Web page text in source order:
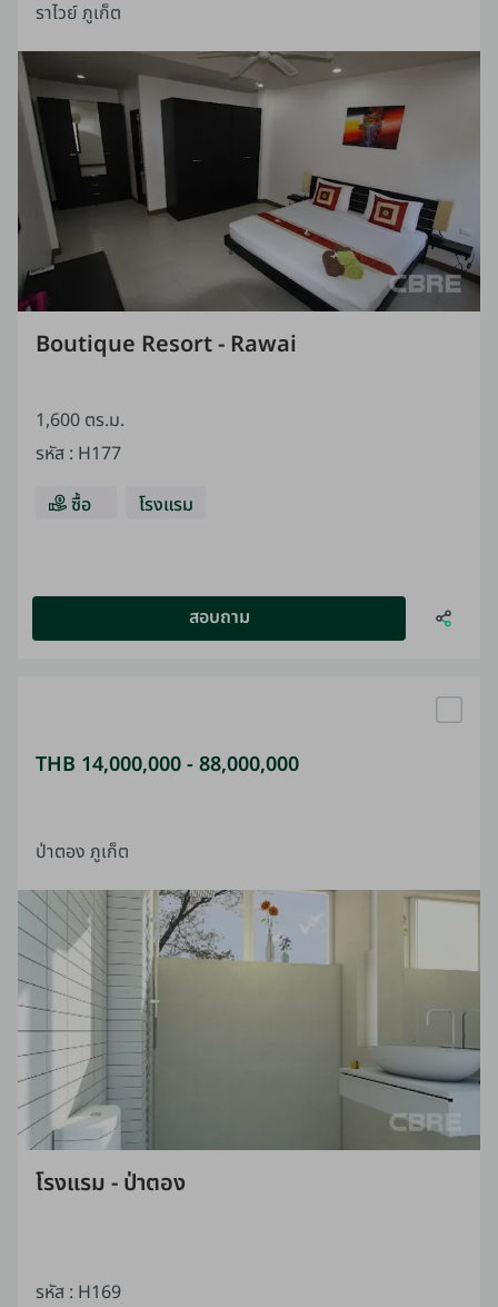
ราไวย์ ภูเก็ต
Boutique Resort - Rawai
1,600 ตร.ม.
รหัส : H177
ซื้อ
โรงแรม
สอบถาม
THB 14,000,000 - 88,000,000
ป่าตอง ภูเก็ต
โรงแรม - ป่าตอง
รหัส : H169